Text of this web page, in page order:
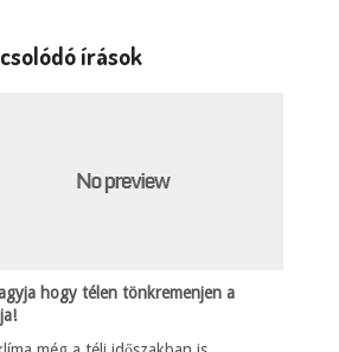
írások
hogy télen tönkremenjen a